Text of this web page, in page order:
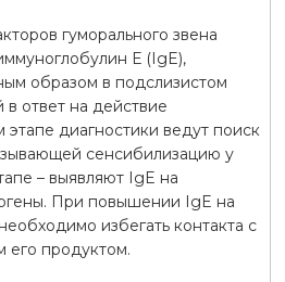
гуморального звена
Е (IgE),
образом в подслизистом
в ответ на действие
диагностики ведут поиск
сенсибилизацию у
– выявляют IgE на
При повышении IgE на
избегать контакта с
продуктом.